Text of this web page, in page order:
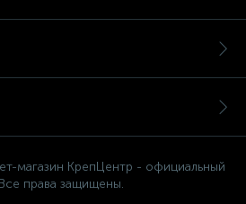
магазин КрепЦентр - официальный
права защищены.